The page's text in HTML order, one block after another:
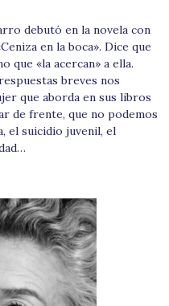
debutó en la novela con
en la boca». Dice que
que «la acercan» a ella.
breves nos
que aborda en sus libros
de frente, que no podemos
el suicidio juvenil, el